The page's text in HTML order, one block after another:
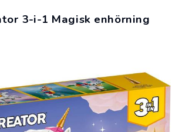
3-i-1 Magisk enhörning